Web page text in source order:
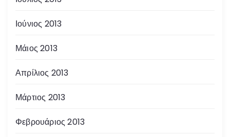
Ιούνιος 2013
Μάιος 2013
Απρίλιος 2013
Μάρτιος 2013
Φεβρουάριος 2013